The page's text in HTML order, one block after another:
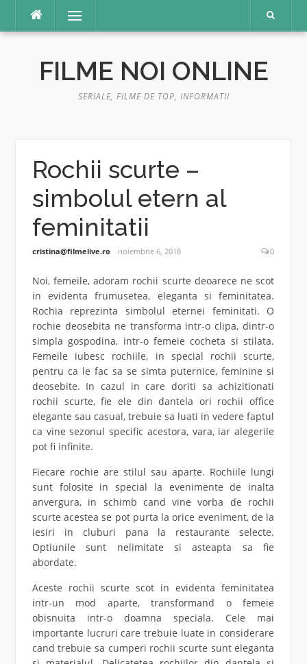
conținut
Meniu
FILME NOI ONLINE
SERIALE, FILME DE TOP, INFORMATII
Rochii scurte –
simbolul etern al
feminitatii
cristina@filmelive.ro noiembrie 6, 2018 0
Noi, femeile, adoram rochii scurte deoarece ne scot
in evidenta frumusetea, eleganta si feminitatea.
Rochia reprezinta simbolul eternei feminitati. O
rochie deosebita ne transforma intr-o clipa, dintr-o
simpla gospodina, intr-o femeie cocheta si stilata.
Femeile iubesc rochiile, in special rochii scurte,
pentru ca le fac sa se simta puternice, feminine si
deosebite. In cazul in care doriti sa achizitionati
rochii scurte, fie ele din dantela ori rochii office
elegante sau casual, trebuie sa luati in vedere faptul
ca vine sezonul specific acestora, vara, iar alegerile
pot fi infinite.
Fiecare rochie are stilul sau aparte. Rochiile lungi
sunt folosite in special la evenimente de inalta
anvergura, in schimb cand vine vorba de rochii
scurte acestea se pot purta la orice eveniment, de la
iesiri in cluburi pana la restaurante selecte.
Optiunile sunt nelimitate si asteapta sa fie
abordate.
Aceste rochii scurte scot in evidenta feminitatea
intr-un mod aparte, transformand o femeie
obisnuita intr-o doamna speciala. Cele mai
importante lucruri care trebuie luate in considerare
cand trebuie sa cumperi rochii scurte sunt eleganta